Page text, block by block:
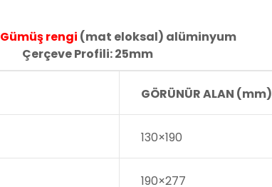
Gümüş rengi (mat eloksal) alüminyum
Çerçeve Profili: 25mm
GÖRÜNÜR ALAN (mm)
130×190
190×277